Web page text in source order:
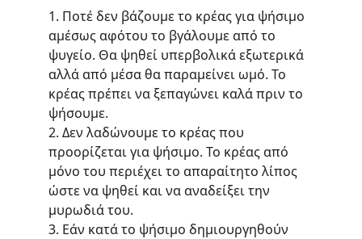
1. Ποτέ δεν βάζουμε το κρέας για ψήσιμο
αμέσως αφότου το βγάλουμε από το
ψυγείο. Θα ψηθεί υπερβολικά εξωτερικά
αλλά από μέσα θα παραμείνει ωμό. Το
κρέας πρέπει να ξεπαγώνει καλά πριν το
ψήσουμε.
2. Δεν λαδώνουμε το κρέας που
προορίζεται για ψήσιμο. Το κρέας από
μόνο του περιέχει το απαραίτητο λίπος
ώστε να ψηθεί και να αναδείξει την
μυρωδιά του.
3. Εάν κατά το ψήσιμο δημιουργηθούν